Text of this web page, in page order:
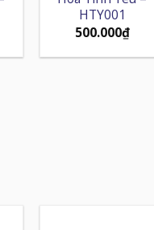
HTY001
500.000₫